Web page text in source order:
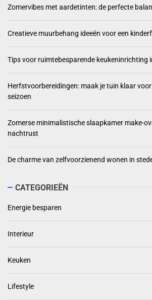
Zomervibes met aardetinten: de perfecte
Creatieve muurbehang ideeën voor een
Tips voor ruimtebesparende keukeninrichting
Herfstvoorbereidingen: maak je tuin klaar
seizoen
Zomerse minimalistische slaapkamer make-
nachtrust
De charme van zelfvoorzienend wonen in
CATEGORIEËN
Energie besparen
Interieur
Keuken
Lifestyle